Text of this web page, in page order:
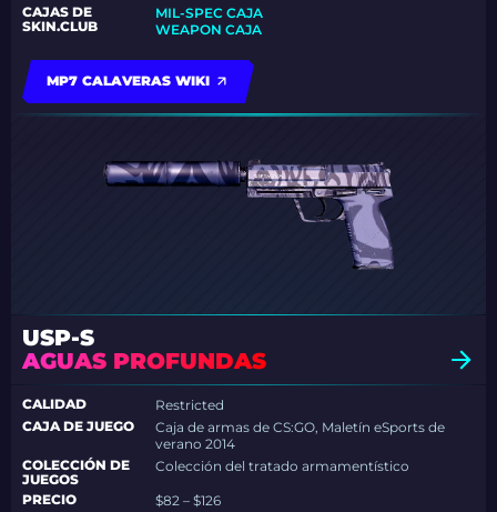
CAJAS DE
SKIN.CLUB
MIL-SPEC CAJA
WEAPON CAJA
MP7 CALAVERAS WIKI
USP-S
AGUAS PROFUNDAS
CALIDAD
Restricted
CAJA DE JUEGO
Caja de armas de CS:GO, Maletín eSports de
verano 2014
COLECCIÓN DE
JUEGOS
Colección del tratado armamentístico
PRECIO
$82 – $126